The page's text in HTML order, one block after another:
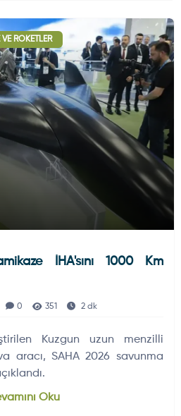
VE ROKETLER
İHA'sını 1000 Km
0 351 2 dk
Kuzgun uzun menzilli
aracı, SAHA 2026 savunma
Oku